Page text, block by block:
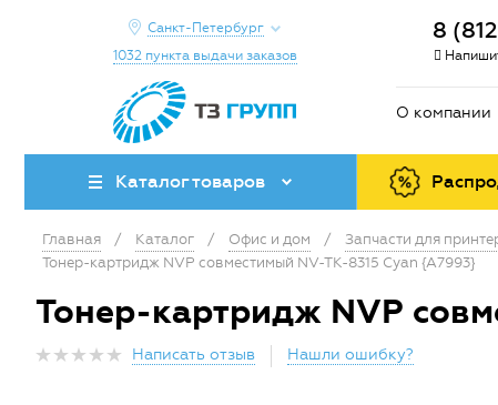
Санкт-Петербург
1032 пункта выдачи заказов
8
О компании
Каталог товаров
Главная / Каталог / Офис и дом / Запчасти для
Тонер-картридж NVP совместимый NV-TK-8315 Cyan {A7993}
Тонер-картридж NVP
Написать отзыв Нашли ошибку?